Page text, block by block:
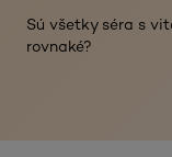
Sú všetky séra s
rovnaké?